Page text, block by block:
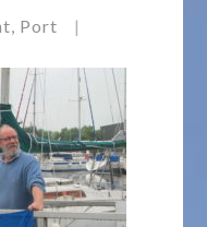
, Port
|